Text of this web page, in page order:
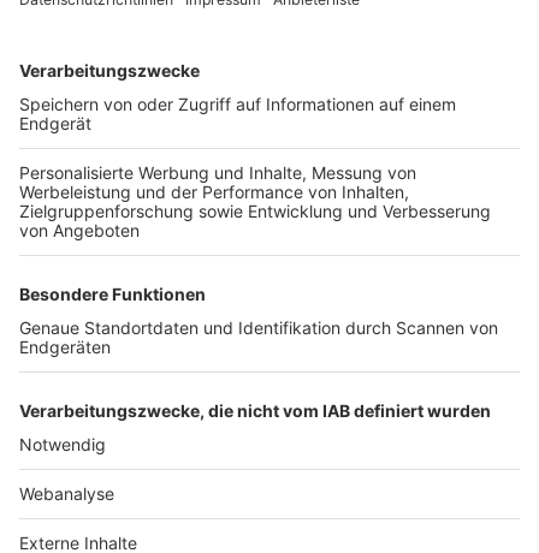
TOP-VEREINE
TOP-PARTNER
Nutzungsbedingungen Datenschutz Impressum